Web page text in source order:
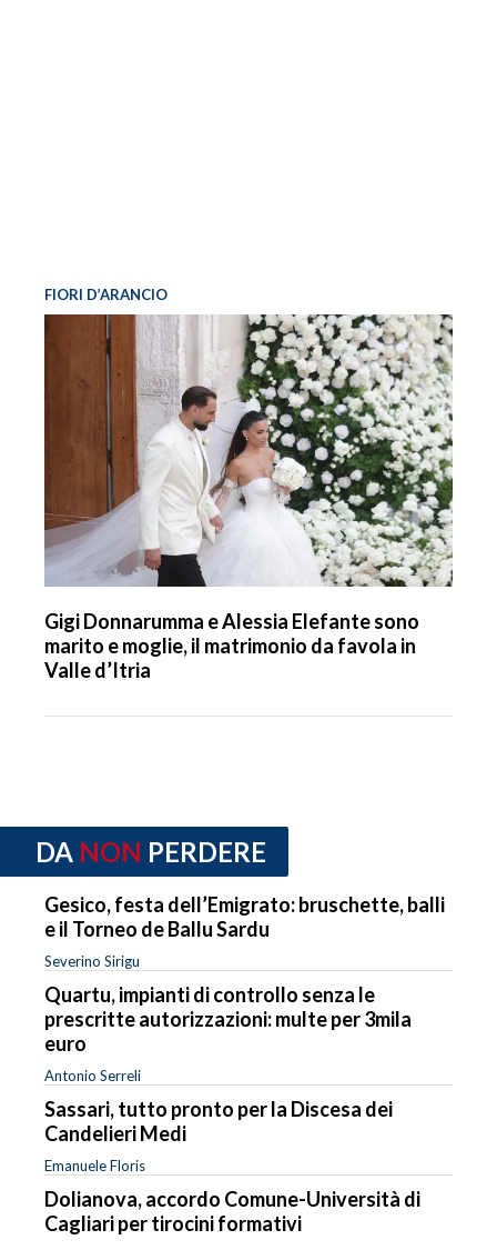
FIORI D’ARANCIO
Gigi Donnarumma e Alessia Elefante sono
marito e moglie, il matrimonio da favola in
Valle d’Itria
DA NON PERDERE
Gesico, festa dell’Emigrato: bruschette, balli
e il Torneo de Ballu Sardu
Severino Sirigu
Quartu, impianti di controllo senza le
prescritte autorizzazioni: multe per 3mila
euro
Antonio Serreli
Sassari, tutto pronto per la Discesa dei
Candelieri Medi
Emanuele Floris
Dolianova, accordo Comune-Università di
Cagliari per tirocini formativi